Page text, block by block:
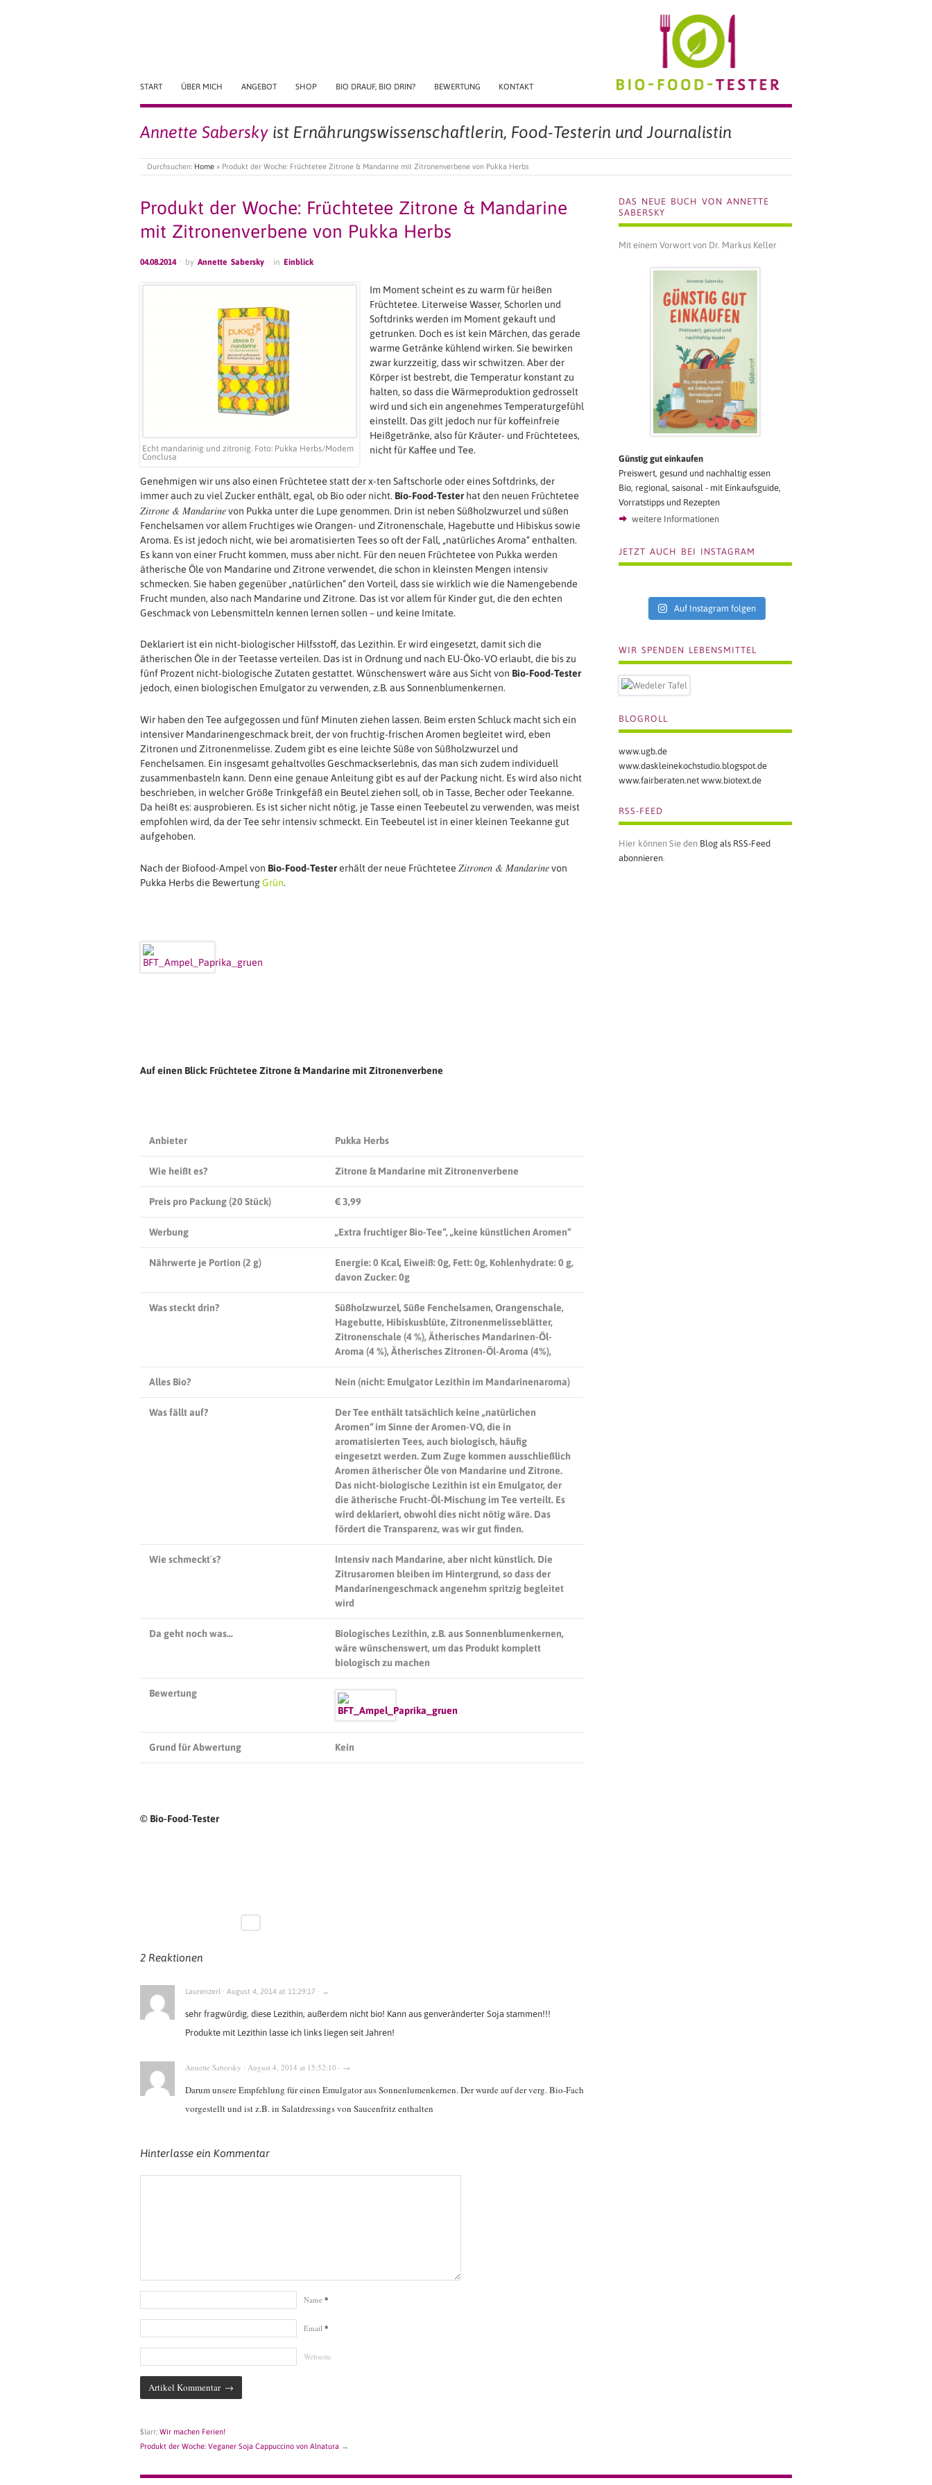
BIO FOOD TESTER
START ÜBER MICH ANGEBOT SHOP BIO DRAUF, BIO DRIN? BEWERTUNG KONTAKT
Annette Sabersky ist Ernährungswissenschaftlerin, Food-Testerin und Journalistin
Durchsuchen: Home » Produkt der Woche: Früchtetee Zitrone & Mandarine mit Zitronenverbene von Pukka Herbs
Produkt der Woche: Früchtetee Zitrone & Mandarine
mit Zitronenverbene von Pukka Herbs
04.08.2014· by Annette Sabersky · in Einblick
Echt mandarinig und zitronig. Foto: Pukka Herbs/Modem
Conclusa
Im Moment scheint es zu warm für heißen
Früchtetee. Literweise Wasser, Schorlen und
Softdrinks werden im Moment gekauft und
getrunken. Doch es ist kein Märchen, das gerade
warme Getränke kühlend wirken. Sie bewirken
zwar kurzzeitig, dass wir schwitzen. Aber der
Körper ist bestrebt, die Temperatur konstant zu
halten, so dass die Wärmeproduktion gedrosselt
wird und sich ein angenehmes Temperaturgefühl
einstellt. Das gilt jedoch nur für koffeinfreie
Heißgetränke, also für Kräuter- und Früchtetees,
nicht für Kaffee und Tee.
Genehmigen wir uns also einen Früchtetee statt der x-ten Saftschorle oder eines Softdrinks, der
immer auch zu viel Zucker enthält, egal, ob Bio oder nicht. Bio-Food-Testerhat den neuen Früchtetee
Zitrone & Mandarinevon Pukka unter die Lupe genommen. Drin ist neben Süßholzwurzel und süßen
Fenchelsamen vor allem Fruchtiges wie Orangen- und Zitronenschale, Hagebutte und Hibiskus sowie
Aroma. Es ist jedoch nicht, wie bei aromatisierten Tees so oft der Fall, „natürliches Aroma“ enthalten.
Es kann von einer Frucht kommen, muss aber nicht. Für den neuen Früchtetee von Pukka werden
ätherische Öle von Mandarine und Zitrone verwendet, die schon in kleinsten Mengen intensiv
schmecken. Sie haben gegenüber „natürlichen“ den Vorteil, dass sie wirklich wie die Namengebende
Frucht munden, also nach Mandarine und Zitrone. Das ist vor allem für Kinder gut, die den echten
Geschmack von Lebensmitteln kennen lernen sollen – und keine Imitate.
Deklariert ist ein nicht-biologischer Hilfsstoff, das Lezithin. Er wird eingesetzt, damit sich die
ätherischen Öle in der Teetasse verteilen. Das ist in Ordnung und nach EU-Öko-VO erlaubt, die bis zu
fünf Prozent nicht-biologische Zutaten gestattet. Wünschenswert wäre aus Sicht von Bio-Food-Tester
jedoch, einen biologischen Emulgator zu verwenden, z.B. aus Sonnenblumenkernen.
Wir haben den Tee aufgegossen und fünf Minuten ziehen lassen. Beim ersten Schluck macht sich ein
intensiver Mandarinengeschmack breit, der von fruchtig-frischen Aromen begleitet wird, eben
Zitronen und Zitronenmelisse. Zudem gibt es eine leichte Süße von Süßholzwurzel und
Fenchelsamen. Ein insgesamt gehaltvolles Geschmackserlebnis, das man sich zudem individuell
zusammenbasteln kann. Denn eine genaue Anleitung gibt es auf der Packung nicht. Es wird also nicht
beschrieben, in welcher Größe Trinkgefäß ein Beutel ziehen soll, ob in Tasse, Becher oder Teekanne.
Da heißt es: ausprobieren. Es ist sicher nicht nötig, je Tasse einen Teebeutel zu verwenden, was meist
empfohlen wird, da der Tee sehr intensiv schmeckt. Ein Teebeutel ist in einer kleinen Teekanne gut
aufgehoben.
Nach der Biofood-Ampel von Bio-Food-Testererhält der neue Früchtetee Zitronen & Mandarinevon
Pukka Herbs die BewertungGrün.
Auf einen Blick: Früchtetee Zitrone & Mandarine mit Zitronenverbene
Anbieter Pukka Herbs
Wie heißt es? Zitrone & Mandarine mit Zitronenverbene
Preis pro Packung (20 Stück) € 3,99
Werbung „Extra fruchtiger Bio-Tee“, „keine künstlichen Aromen“
Nährwerte je Portion (2 g) Energie: 0 Kcal, Eiweiß: 0g, Fett: 0g, Kohlenhydrate:0 g,
davon Zucker: 0g
Was steckt drin?
Süßholzwurzel, Süße Fenchelsamen, Orangenschale,
Hagebutte, Hibiskusblüte, Zitronenmelisseblätter,
Zitronenschale (4 %), Ätherisches Mandarinen-Öl-
Aroma (4 %), Ätherisches Zitronen-Öl-Aroma (4%),
Alles Bio? Nein (nicht: Emulgator Lezithin im Mandarinenaroma)
Was fällt auf?
Der Tee enthält tatsächlich keine „natürlichen
Aromen“ im Sinne der Aromen-VO, die in
aromatisierten Tees, auch biologisch, häufig
eingesetzt werden.Zum Zuge kommen ausschließlich
Aromen ätherischer Öle von Mandarine und Zitrone.
Das nicht-biologische Lezithin ist ein Emulgator, der
die ätherische Frucht-Öl-Mischung im Tee verteilt. Es
wird deklariert, obwohl dies nicht nötig wäre. Das
fördert die Transparenz, was wir gut finden.
Wie schmeckt´s?
Intensiv nach Mandarine, aber nicht künstlich. Die
Zitrusaromen bleiben im Hintergrund, so dass der
Mandarinengeschmack angenehm spritzig begleitet
wird
Da geht noch was…
Biologisches Lezithin, z.B. aus Sonnenblumenkernen,
wäre wünschenswert, um das Produkt komplett
biologisch zu machen
Bewertung
Grund für Abwertung Kein
© Bio-Food-Tester
2 Reaktionen
Laurenzerl · August 4, 2014 at 11:29:17 · →
sehr fragwürdig, diese Lezithin, außerdem nicht bio! Kann aus genveränderter Soja stammen!!!
Produkte mit Lezithin lasse ich links liegen seit Jahren!
Annette Sabersky · August 4, 2014 at 15:52:10 · →
Darum unsere Empfehlung für einen Emulgator aus Sonnenlumenkernen. Der wurde auf der verg. Bio-Fach
vorgestellt und ist z.B. in Salatdressings von Saucenfritz enthalten
Hinterlasse ein Kommentar
Name *
Email *
Webseite
$larr; Wir machen Ferien!
Produkt der Woche: Veganer Soja Cappuccino von Alnatura →
DAS NEUE BUCH VON ANNETTE
SABERSKY
Mit einem Vorwort von Dr. Markus Keller
Günstig gut einkaufen
Preiswert, gesund und nachhaltig essen
Bio, regional, saisonal - mit Einkaufsguide,
Vorratstipps und Rezepten
weitere Informationen
JETZT AUCH BEI INSTAGRAM
Auf Instagram folgen
WIR SPENDEN LEBENSMITTEL
BLOGROLL
www.ugb.de
www.daskleinekochstudio.blogspot.de
www.fairberaten.net www.biotext.de
RSS-FEED
Hier können Sie den Blog als RSS-Feed
abonnieren.